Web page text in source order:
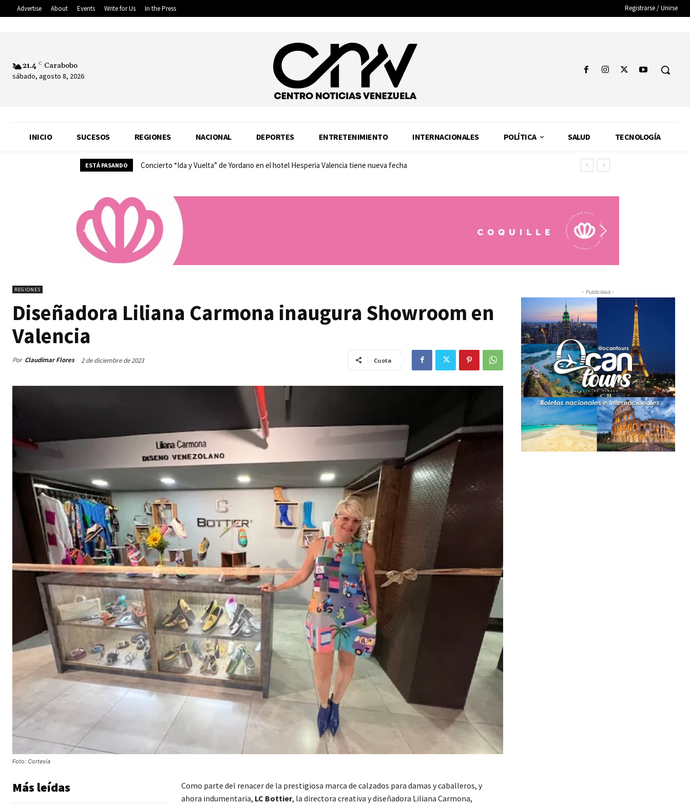
Advertise About Events Write for Us In the Press Registrarse / Unirse
21.4 C Carabobo
sábado, agosto 8, 2026
INICIO SUCESOS REGIONES NACIONAL DEPORTES ENTRETENIMIENTO INTERNACIONALES POLÍTICA SALUD TECNOLOGÍA
ESTÁ PASANDO Concierto “Ida y Vuelta” de Yordano en el hotel Hesperia Valencia tiene nueva fecha
REGIONES
Diseñadora Liliana Carmona inaugura Showroom en
Valencia
Por Claudimar Flores 2 de diciembre de 2023 Cuota
Foto: Cortesía
Más leídas
Como parte del renacer de la prestigiosa marca de calzados para damas y caballeros, y
ahora indumentaria, LC Bottier, la directora creativa y diseñadora Liliana Carmona,
- Publicidad -